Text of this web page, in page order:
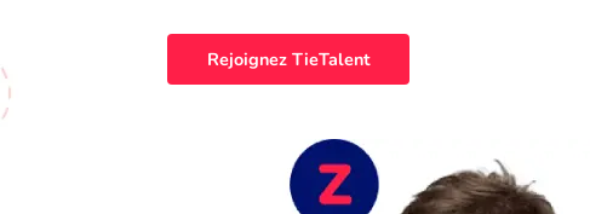
Rejoignez TieTalent